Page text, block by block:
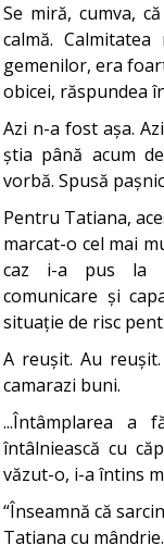
Se miră, cumva,
calmă.
gemenilor, era
obicei, răspundea
Azi n-a fost așa.
știa până acum
vorbă. Spusă
Pentru Tatiana,
marcat-o cel mai
caz i-a pus la
comunicare și
situație de risc
A reușit. Au
camarazi buni.
...Întâmplarea a
întâlniească cu
văzut-o, i-a întins
“Înseamnă că
Tatiana cu mândrie.